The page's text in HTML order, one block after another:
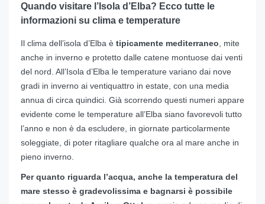
Quando visitare l’Isola d’Elba? Ecco tutte le
informazioni su clima e temperature
Il clima dell’isola d’Elba è tipicamente mediterraneo , mite
anche in inverno e protetto dalle catene montuose dai venti
del nord. All’Isola d’Elba le temperature variano dai nove
gradi in inverno ai ventiquattro in estate, con una media
annua di circa quindici. Già scorrendo questi numeri appare
evidente come le temperature all’Elba siano favorevoli tutto
l’anno e non è da escludere, in giornate particolarmente
soleggiate, di poter ritagliare qualche ora al mare anche in
pieno inverno.
Per quanto riguarda l’acqua, anche la temperatura del
mare stesso è gradevolissima e bagnarsi è possibile